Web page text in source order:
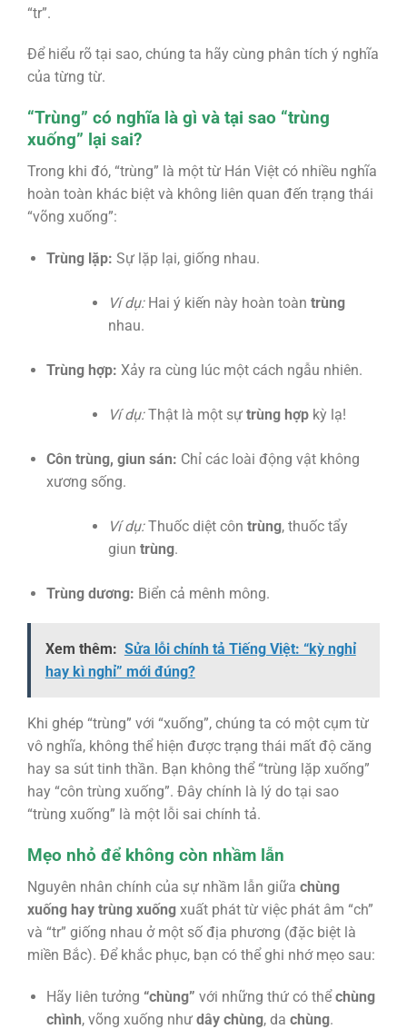
“tr”.
Để hiểu rõ tại sao, chúng ta hãy cùng phân tích ý nghĩa
của từng từ.
“Trùng” có nghĩa là gì và tại sao “trùng
xuống” lại sai?
Trong khi đó, “trùng” là một từ Hán Việt có nhiều nghĩa
hoàn toàn khác biệt và không liên quan đến trạng thái
“võng xuống”:
Trùng lặp: Sự lặp lại, giống nhau.
Ví dụ:Hai ý kiến này hoàn toàntrùng
nhau.
Trùng hợp: Xảy ra cùng lúc một cách ngẫu nhiên.
Ví dụ:Thật là một sựtrùng hợp kỳ lạ!
Côn trùng, giun sán: Chỉ các loài động vật không
xương sống.
Ví dụ:Thuốc diệt côntrùng, thuốc tẩy
giuntrùng.
Trùng dương: Biển cả mênh mông.
Xem thêm: Sửa lỗi chính tả Tiếng Việt: “kỳ nghỉ
hay kì nghỉ” mới đúng?
Khi ghép “trùng” với “xuống”, chúng ta có một cụm từ
vô nghĩa, không thể hiện được trạng thái mất độ căng
hay sa sút tinh thần. Bạn không thể “trùng lặp xuống”
hay “côn trùng xuống”. Đây chính là lý do tại sao
“trùng xuống” là một lỗi sai chính tả.
Mẹo nhỏ để không còn nhầm lẫn
Nguyên nhân chính của sự nhầm lẫn giữa chùng
xuống hay trùng xuốngxuất phát từ việc phát âm “ch”
và “tr” giống nhau ở một số địa phương (đặc biệt là
miền Bắc). Để khắc phục, bạn có thể ghi nhớ mẹo sau:
Hãy liên tưởng “chùng” với những thứ có thểchùng
chình, võng xuống như dây chùng, da chùng.